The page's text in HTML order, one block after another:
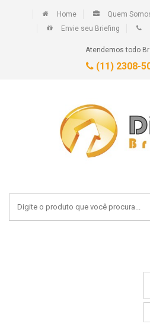
Home Quem
Envie seu Briefing
Atendemos todo
(11) 2308-